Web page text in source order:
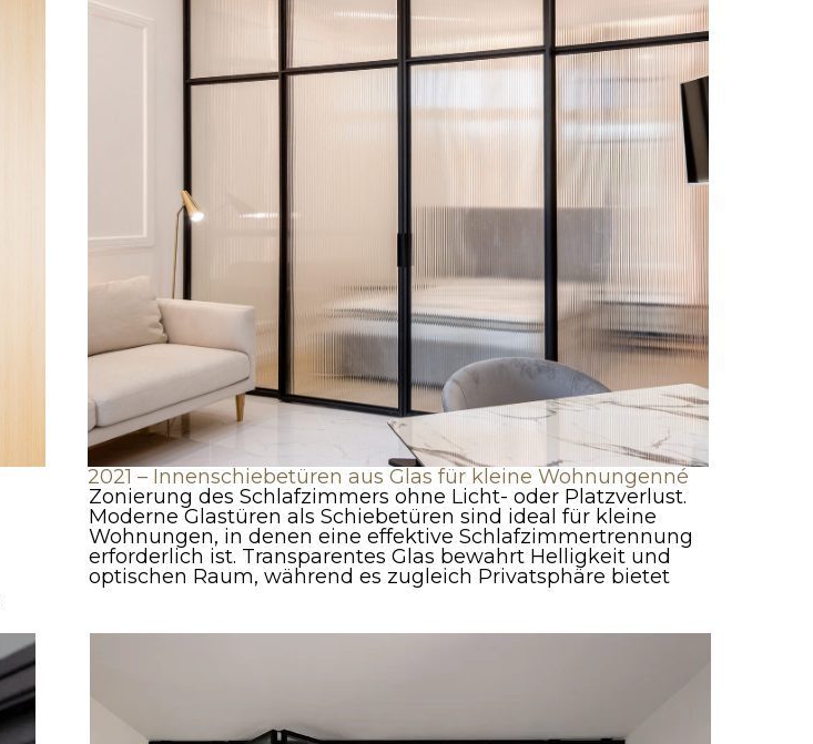
Zonierung des Schlafzimmers ohne Licht- oder Platzverlust.
Moderne Glastüren als Schiebetüren sind ideal für kleine
Wohnungen, in denen eine effektive Schlafzimmertrennung
erforderlich ist. Transparentes Glas bewahrt Helligkeit und
optischen Raum, während es zugleich Privatsphäre bietet
2021 – Innenschiebetüren aus Glas für kleine Wohnungenné